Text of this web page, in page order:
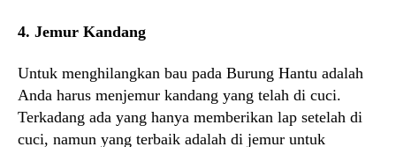
4. Jemur Kandang
Untuk menghilangkan bau pada Burung Hantu adalah
Anda harus menjemur kandang yang telah di cuci.
Terkadang ada yang hanya memberikan lap setelah di
cuci, namun yang terbaik adalah di jemur untuk